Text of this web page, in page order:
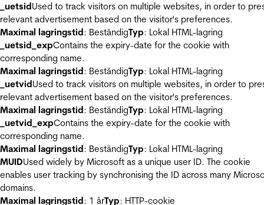
_uetsidUsed to track visitors on multiple websites, in order to
relevant advertisement based on the visitor's preferences.
Maximal lagringstid: BeständigTyp: Lokal HTML-lagring
_uetsid_expContains the expiry-date for the cookie with
corresponding name.
Maximal lagringstid: BeständigTyp: Lokal HTML-lagring
_uetvidUsed to track visitors on multiple websites, in order to
relevant advertisement based on the visitor's preferences.
Maximal lagringstid: BeständigTyp: Lokal HTML-lagring
_uetvid_expContains the expiry-date for the cookie with
corresponding name.
Maximal lagringstid: BeständigTyp: Lokal HTML-lagring
MUIDUsed widely by Microsoft as a unique user ID. The cookie
enables user tracking by synchronising the ID across many
domains.
Maximal lagringstid: 1 årTyp: HTTP-cookie